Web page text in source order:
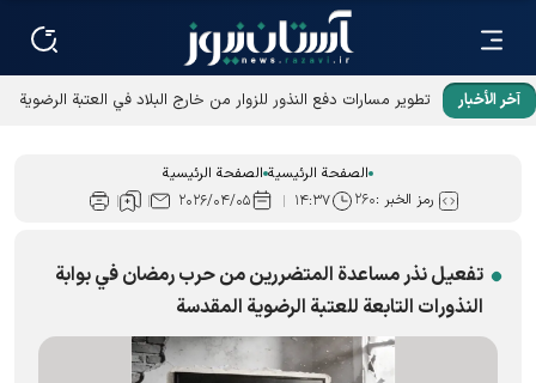
آخر الأخبار
تطوير مسارات دفع النذور للزوار من خارج البلاد في العتبة الرضوية
الصفحة الرئيسية الصفحة الرئيسية
رمز الخبر :۲۶۰ ۱۴:۳۷ ۲۰۲۶/۰۴/۰۵
تفعيل نذر مساعدة المتضررين من حرب رمضان في بوابة
النذورات التابعة للعتبة الرضویة المقدسة